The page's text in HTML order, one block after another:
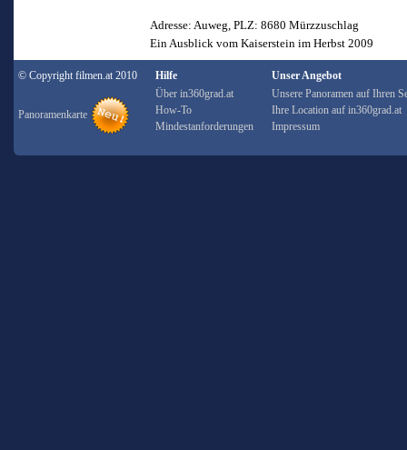
Adresse: Auweg, PLZ: 8680 Mürzzuschlag
Ein Ausblick vom Kaiserstein im Herbst 2009
© Copyright filmen.at 2010
Panoramenkarte
Hilfe
Über in360grad.at
How-To
Mindestanforderungen
Unser Angebot
Unsere Panoramen auf Ihren
Ihre Location auf in360grad.at
Impressum